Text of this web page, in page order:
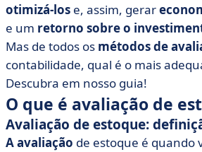
otimizá-los e, assim, gerar
e um retorno sobre o
Mas de todos os métodos de
contabilidade, qual é o mais
Descubra em nosso guia!
O que é avaliação de
Avaliação de estoque:
A avaliação de estoque é quando